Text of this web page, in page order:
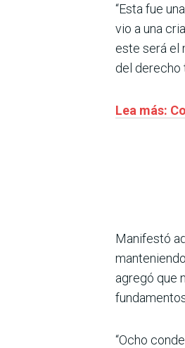
“Esta fue
vio a una
este será el
del derecho
Lea más:
Manifestó
agregó que
“Ocho